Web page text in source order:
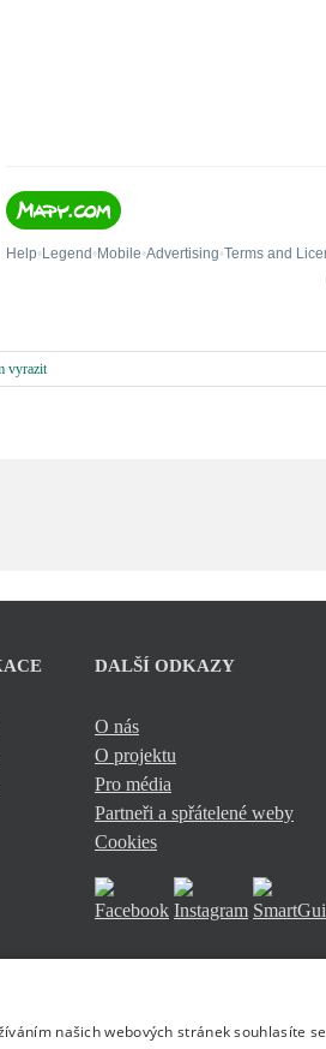
vyrazit
DALŠÍ ODKAZY
O nás
O projektu
Pro média
Partneři a spřátelené weby
Cookies
našich webových stránek souhlasíte se